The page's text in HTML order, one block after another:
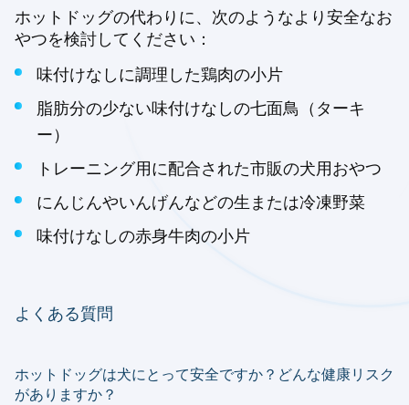
ホットドッグの代わりに、次のようなより安全なお
やつを検討してください：
味付けなしに調理した鶏肉の小片
脂肪分の少ない味付けなしの七面鳥（ターキ
ー）
トレーニング用に配合された市販の犬用おやつ
にんじんやいんげんなどの生または冷凍野菜
味付けなしの赤身牛肉の小片
よくある質問
ホットドッグは犬にとって安全ですか？どんな健康リスク
がありますか？